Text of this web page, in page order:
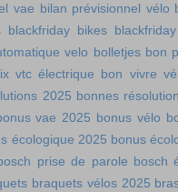
vae bilan prévisionnel vélo
blackfriday bikes
velo bolletjes bon
vtc électrique bon vivre
2025 bonnes
vae 2025 bonus vélo
écologique 2025 bonus
prise de parole bosch
braquets vélos 2025